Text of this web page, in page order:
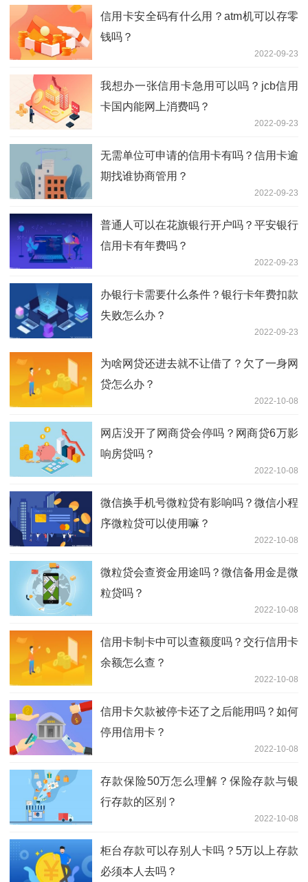
信用卡安全码有什么用？atm机可以存零
钱吗？
2022-09-23
我想办一张信用卡急用可以吗？jcb信用
卡国内能网上消费吗？
2022-09-23
无需单位可申请的信用卡有吗？信用卡逾
期找谁协商管用？
2022-09-23
普通人可以在花旗银行开户吗？平安银行
信用卡有年费吗？
2022-09-23
办银行卡需要什么条件？银行卡年费扣款
失败怎么办？
2022-09-23
为啥网贷还进去就不让借了？欠了一身网
贷怎么办？
2022-10-08
网店没开了网商贷会停吗？网商贷6万影
响房贷吗？
2022-10-08
微信换手机号微粒贷有影响吗？微信小程
序微粒贷可以使用嘛？
2022-10-08
微粒贷会查资金用途吗？微信备用金是微
粒贷吗？
2022-10-08
信用卡制卡中可以查额度吗？交行信用卡
余额怎么查？
2022-10-08
信用卡欠款被停卡还了之后能用吗？如何
停用信用卡？
2022-10-08
存款保险50万怎么理解？保险存款与银
行存款的区别？
2022-10-08
柜台存款可以存别人卡吗？5万以上存款
必须本人去吗？